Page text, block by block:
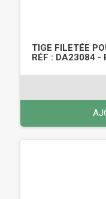
TIGE FILETÉE
RÉF : DA23084 -